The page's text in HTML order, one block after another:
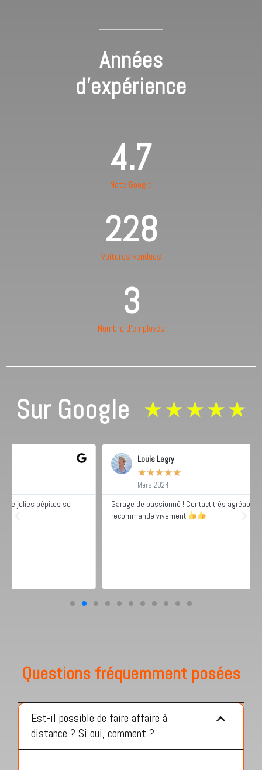
Années
d'expérience
Note Google
4.7
Voitures vendues
228
Nombre d'employés
3
Sur Google ★★★★★
Louis Legry
Garage de passionné ! Contact très agréable et facile. Je
Questions fréquemment posées
Est-il possible de faire affaire à
distance ? Si oui, comment ?